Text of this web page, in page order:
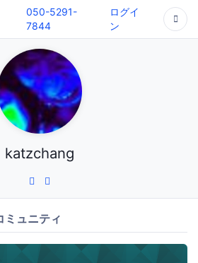
050-5291-
7844
ログイ
ン
katzchang
ミュニティ